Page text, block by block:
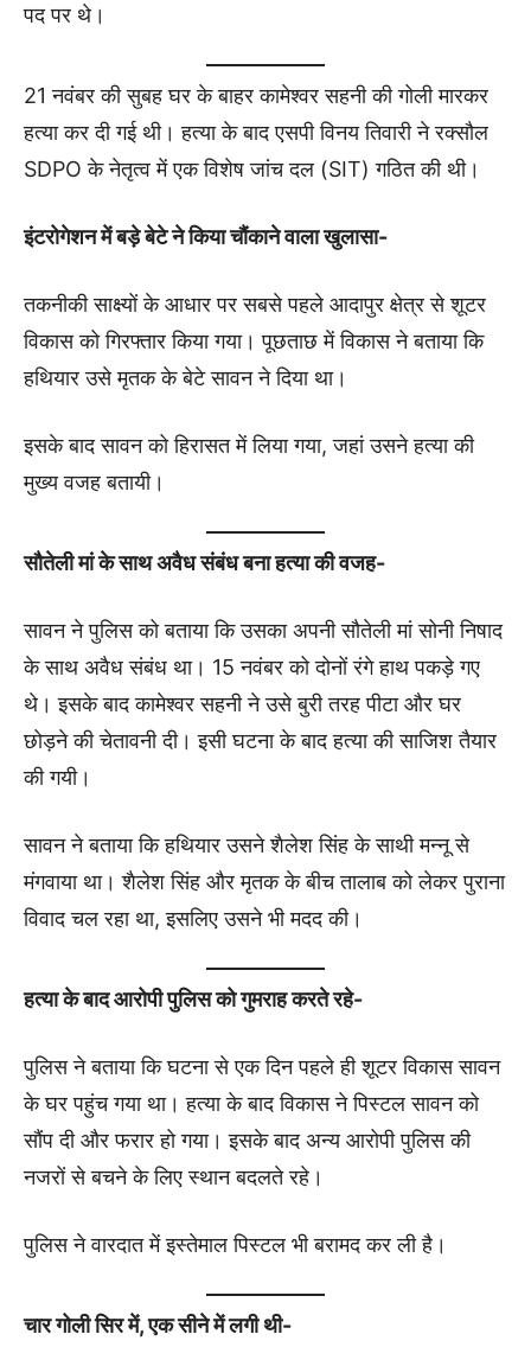
पद पर थे।
21 नवंबर की सुबह घर के बाहर कामेश्वर सहनी की गोली मारकर
हत्या कर दी गई थी। हत्या के बाद एसपी विनय तिवारी ने रक्सौल
SDPO के नेतृत्व में एक विशेष जांच दल (SIT) गठित की थी।
इंटरोगेशन में बड़े बेटे ने किया चौंकाने वाला खुलासा-
तकनीकी साक्ष्यों के आधार पर सबसे पहले आदापुर क्षेत्र से शूटर
विकास को गिरफ्तार किया गया। पूछताछ में विकास ने बताया कि
हथियार उसे मृतक के बेटे सावन ने दिया था।
इसके बाद सावन को हिरासत में लिया गया, जहां उसने हत्या की
मुख्य वजह बतायी।
सौतेली मां के साथ अवैध संबंध बना हत्या की वजह-
सावन ने पुलिस को बताया कि उसका अपनी सौतेली मां सोनी निषाद
के साथ अवैध संबंध था। 15 नवंबर को दोनों रंगे हाथ पकड़े गए
थे। इसके बाद कामेश्वर सहनी ने उसे बुरी तरह पीटा और घर
छोड़ने की चेतावनी दी। इसी घटना के बाद हत्या की साजिश तैयार
की गयी।
सावन ने बताया कि हथियार उसने शैलेश सिंह के साथी मन्नू से
मंगवाया था। शैलेश सिंह और मृतक के बीच तालाब को लेकर पुराना
विवाद चल रहा था, इसलिए उसने भी मदद की।
हत्या के बाद आरोपी पुलिस को गुमराह करते रहे-
पुलिस ने बताया कि घटना से एक दिन पहले ही शूटर विकास सावन
के घर पहुंच गया था। हत्या के बाद विकास ने पिस्टल सावन को
सौंप दी और फरार हो गया। इसके बाद अन्य आरोपी पुलिस की
नजरों से बचने के लिए स्थान बदलते रहे।
पुलिस ने वारदात में इस्तेमाल पिस्टल भी बरामद कर ली है।
चार गोली सिर में, एक सीने में लगी थी-